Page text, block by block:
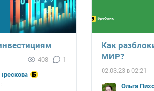
408 1
Как
МИР?
02.03.23 в 02:21
Ольга